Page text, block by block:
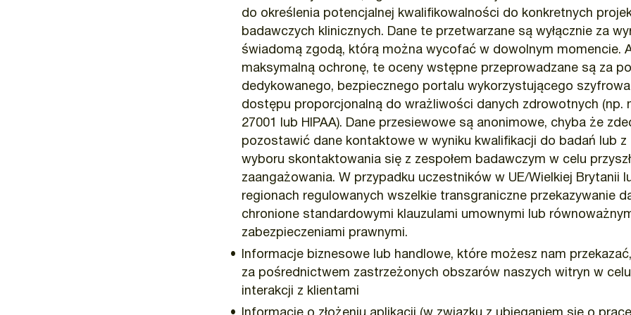
do określenia potencjalnej kwalifikowalności do konkretnych
badawczych klinicznych. Dane te przetwarzane są wyłącznie za
świadomą zgodą, którą można wycofać w dowolnym momencie.
maksymalną ochronę, te oceny wstępne przeprowadzane są za
dedykowanego, bezpiecznego portalu wykorzystującego
dostępu proporcjonalną do wrażliwości danych zdrowotnych (np.
27001 lub HIPAA). Dane przesiewowe są anonimowe, chyba że
pozostawić dane kontaktowe w wyniku kwalifikacji do badań lub z
wyboru skontaktowania się z zespołem badawczym w celu
zaangażowania. W przypadku uczestników w UE/Wielkiej Brytanii
regionach regulowanych wszelkie transgraniczne przekazywanie
chronione standardowymi klauzulami umownymi lub
zabezpieczeniami prawnymi.
Informacje biznesowe lub handlowe, które możesz nam
za pośrednictwem zastrzeżonych obszarów naszych witryn w celu
interakcji z klientami